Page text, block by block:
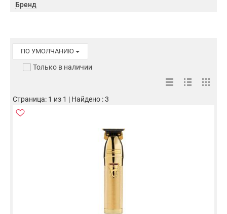
Бренд
ПО УМОЛЧАНИЮ
Только в наличии
Страница: 1 из 1 | Найдено : 3